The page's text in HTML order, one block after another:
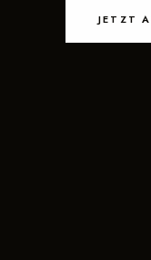
JETZT